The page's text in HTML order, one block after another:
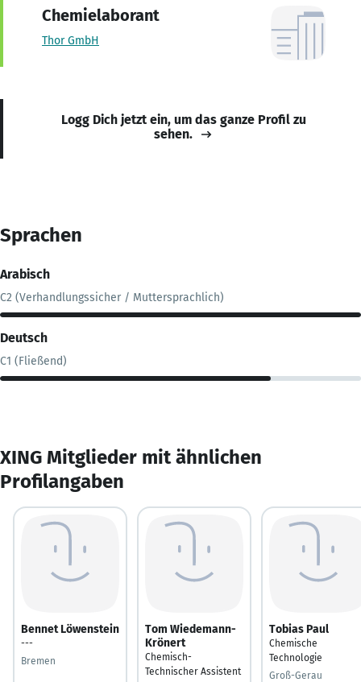
Chemielaborant
Thor GmbH
Logg Dich jetzt ein, um das ganze Profil zu
sehen.
Sprachen
Arabisch
C2 (Verhandlungssicher / Muttersprachlich)
Deutsch
C1 (Fließend)
XING Mitglieder mit ähnlichen
Profilangaben
Bennet Löwenstein
---
Bremen
Tom Wiedemann-
Krönert
Chemisch-
Technischer Assistent
Tobias Paul
Chemische
Technologie
Groß-Gerau